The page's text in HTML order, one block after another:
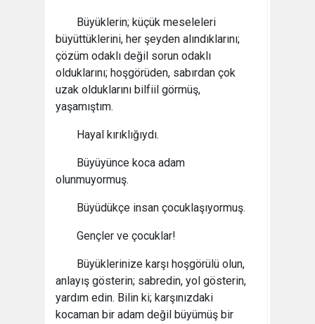
Büyüklerin; küçük meseleleri
büyüttüklerini, her şeyden alındıklarını;
çözüm odaklı değil sorun odaklı
olduklarını; hoşgörüden, sabırdan çok
uzak olduklarını bilfiil görmüş,
yaşamıştım.
Hayal kırıklığıydı.
Büyüyünce koca adam
olunmuyormuş.
Büyüdükçe insan çocuklaşıyormuş.
Gençler ve çocuklar!
Büyüklerinize karşı hoşgörülü olun,
anlayış gösterin; sabredin, yol gösterin,
yardım edin. Bilin ki; karşınızdaki
kocaman bir adam değil büyümüş bir